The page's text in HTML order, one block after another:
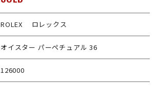
ROLEX ロレックス
オイスター パーペチュアル 36
126000